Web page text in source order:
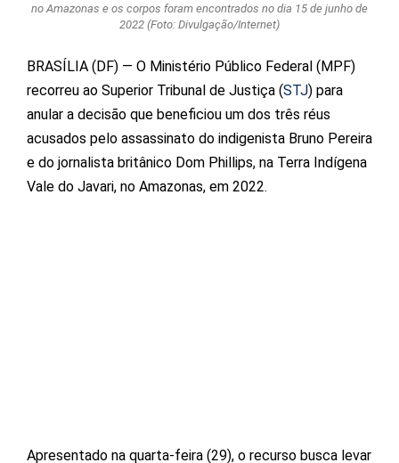
no Amazonas e os corpos foram encontrados no dia 15 de junho de
2022 (Foto: Divulgação/Internet)
BRASÍLIA (DF) — O Ministério Público Federal (MPF)
recorreu ao Superior Tribunal de Justiça (STJ) para
anular a decisão que beneficiou um dos três réus
acusados pelo assassinato do indigenista Bruno Pereira
e do jornalista britânico Dom Phillips, na Terra Indígena
Vale do Javari, no Amazonas, em 2022.
Apresentado na quarta-feira (29), o recurso busca levar